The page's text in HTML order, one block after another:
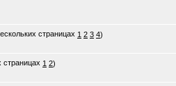
1 2 3 4)
1 2)